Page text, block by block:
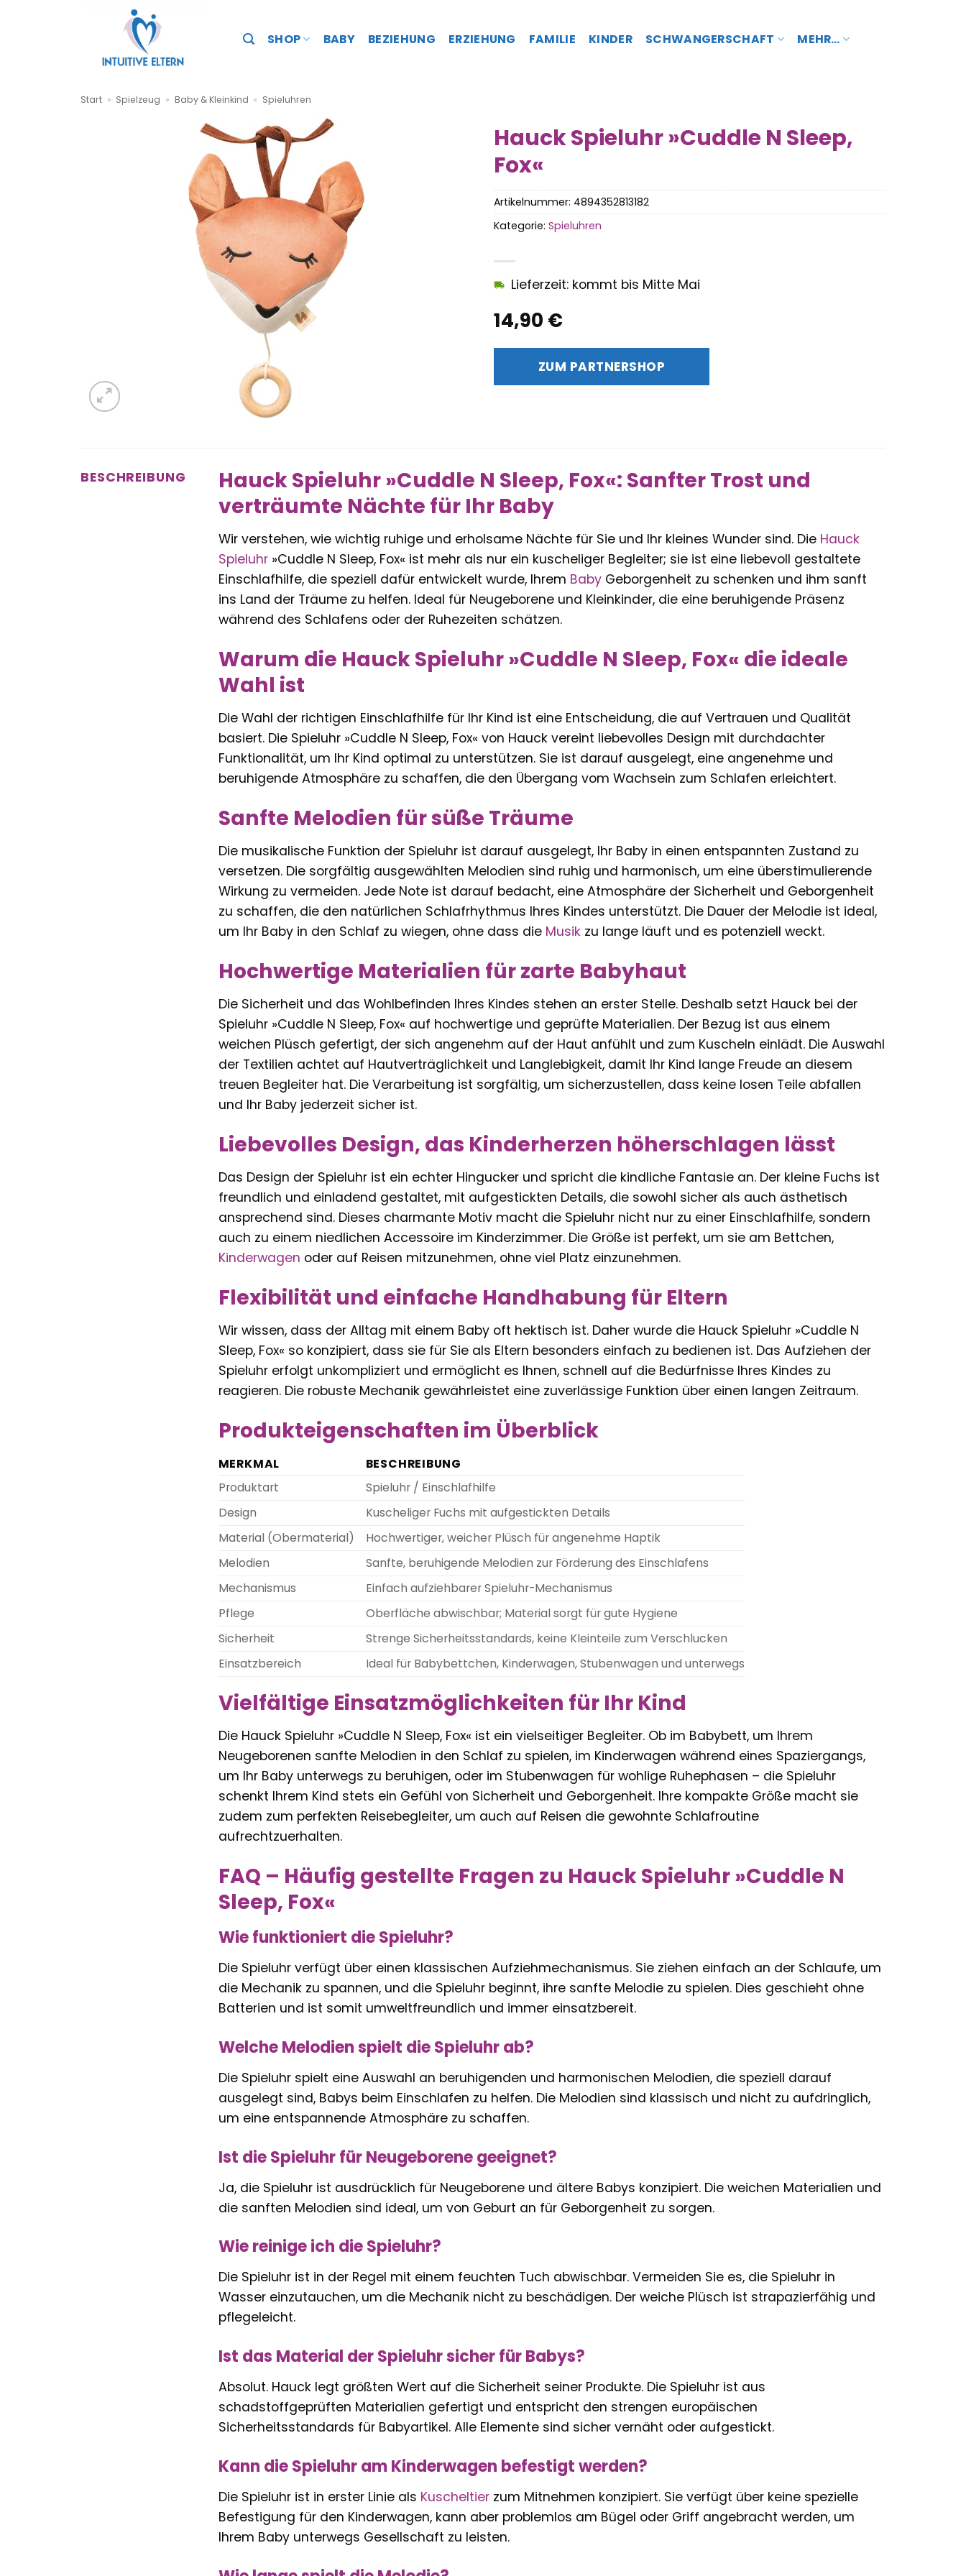
SHOP BABY BEZIEHUNG ERZIEHUNG FAMILIE KINDER SCHWANGERSCHAFT MEHR…
Start » Spielzeug » Baby & Kleinkind » Spieluhren
Hauck Spieluhr »Cuddle N Sleep,
Fox«
14,90 €
Lieferzeit: kommt bis Mitte Mai
ZUM PARTNERSHOP
Artikelnummer: 4894352813182
Kategorie: Spieluhren
BESCHREIBUNG
Hauck Spieluhr »Cuddle N Sleep, Fox«: Sanfter Trost und
verträumte Nächte für Ihr Baby
Wir verstehen, wie wichtig ruhige und erholsame Nächte für Sie und Ihr kleines Wunder sind. Die Hauck
Spieluhr»Cuddle N Sleep, Fox« ist mehr als nur ein kuscheliger Begleiter; sie ist eine liebevoll gestaltete
Einschlafhilfe, die speziell dafür entwickelt wurde, Ihrem BabyGeborgenheit zu schenken und ihm sanft
ins Land der Träume zu helfen. Ideal für Neugeborene und Kleinkinder, die eine beruhigende Präsenz
während des Schlafens oder der Ruhezeiten schätzen.
Warum die Hauck Spieluhr »Cuddle N Sleep, Fox« die ideale
Wahl ist
Die Wahl der richtigen Einschlafhilfe für Ihr Kind ist eine Entscheidung, die auf Vertrauen und Qualität
basiert. Die Spieluhr »Cuddle N Sleep, Fox« von Hauck vereint liebevolles Design mit durchdachter
Funktionalität, um Ihr Kind optimal zu unterstützen. Sie ist darauf ausgelegt, eine angenehme und
beruhigende Atmosphäre zu schaffen, die den Übergang vom Wachsein zum Schlafen erleichtert.
Sanfte Melodien für süße Träume
Die musikalische Funktion der Spieluhr ist darauf ausgelegt, Ihr Baby in einen entspannten Zustand zu
versetzen. Die sorgfältig ausgewählten Melodien sind ruhig und harmonisch, um eine überstimulierende
Wirkung zu vermeiden. Jede Note ist darauf bedacht, eine Atmosphäre der Sicherheit und Geborgenheit
zu schaffen, die den natürlichen Schlafrhythmus Ihres Kindes unterstützt. Die Dauer der Melodie ist ideal,
um Ihr Baby in den Schlaf zu wiegen, ohne dass die Musikzu lange läuft und es potenziell weckt.
Hochwertige Materialien für zarte Babyhaut
Die Sicherheit und das Wohlbefinden Ihres Kindes stehen an erster Stelle. Deshalb setzt Hauck bei der
Spieluhr »Cuddle N Sleep, Fox« auf hochwertige und geprüfte Materialien. Der Bezug ist aus einem
weichen Plüsch gefertigt, der sich angenehm auf der Haut anfühlt und zum Kuscheln einlädt. Die Auswahl
der Textilien achtet auf Hautverträglichkeit und Langlebigkeit, damit Ihr Kind lange Freude an diesem
treuen Begleiter hat. Die Verarbeitung ist sorgfältig, um sicherzustellen, dass keine losen Teile abfallen
und Ihr Baby jederzeit sicher ist.
Liebevolles Design, das Kinderherzen höherschlagen lässt
Das Design der Spieluhr ist ein echter Hingucker und spricht die kindliche Fantasie an. Der kleine Fuchs ist
freundlich und einladend gestaltet, mit aufgestickten Details, die sowohl sicher als auch ästhetisch
ansprechend sind. Dieses charmante Motiv macht die Spieluhr nicht nur zu einer Einschlafhilfe, sondern
auch zu einem niedlichen Accessoire im Kinderzimmer. Die Größe ist perfekt, um sie am Bettchen,
Kinderwagen oder auf Reisen mitzunehmen, ohne viel Platz einzunehmen.
Flexibilität und einfache Handhabung für Eltern
Wir wissen, dass der Alltag mit einem Baby oft hektisch ist. Daher wurde die Hauck Spieluhr »Cuddle N
Sleep, Fox« so konzipiert, dass sie für Sie als Eltern besonders einfach zu bedienen ist. Das Aufziehen der
Spieluhr erfolgt unkompliziert und ermöglicht es Ihnen, schnell auf die Bedürfnisse Ihres Kindes zu
reagieren. Die robuste Mechanik gewährleistet eine zuverlässige Funktion über einen langen Zeitraum.
Produkteigenschaften im Überblick
MERKMAL
BESCHREIBUNG
Produktart
Spieluhr / Einschlafhilfe
Design
Kuscheliger Fuchs mit aufgestickten Details
Material (Obermaterial)
Hochwertiger, weicher Plüsch für angenehme Haptik
Melodien
Sanfte, beruhigende Melodien zur Förderung des Einschlafens
Mechanismus
Einfach aufziehbarer Spieluhr-Mechanismus
Pflege
Oberfläche abwischbar; Material sorgt für gute Hygiene
Sicherheit
Strenge Sicherheitsstandards, keine Kleinteile zum Verschlucken
Einsatzbereich
Ideal für Babybettchen, Kinderwagen, Stubenwagen und unterwegs
Vielfältige Einsatzmöglichkeiten für Ihr Kind
Die Hauck Spieluhr »Cuddle N Sleep, Fox« ist ein vielseitiger Begleiter. Ob im Babybett, um Ihrem
Neugeborenen sanfte Melodien in den Schlaf zu spielen, im Kinderwagen während eines Spaziergangs,
um Ihr Baby unterwegs zu beruhigen, oder im Stubenwagen für wohlige Ruhephasen – die Spieluhr
schenkt Ihrem Kind stets ein Gefühl von Sicherheit und Geborgenheit. Ihre kompakte Größe macht sie
zudem zum perfekten Reisebegleiter, um auch auf Reisen die gewohnte Schlafroutine
aufrechtzuerhalten.
FAQ – Häufig gestellte Fragen zu Hauck Spieluhr »Cuddle N
Sleep, Fox«
Wie funktioniert die Spieluhr?
Die Spieluhr verfügt über einen klassischen Aufziehmechanismus. Sie ziehen einfach an der Schlaufe, um
die Mechanik zu spannen, und die Spieluhr beginnt, ihre sanfte Melodie zu spielen. Dies geschieht ohne
Batterien und ist somit umweltfreundlich und immer einsatzbereit.
Welche Melodien spielt die Spieluhr ab?
Die Spieluhr spielt eine Auswahl an beruhigenden und harmonischen Melodien, die speziell darauf
ausgelegt sind, Babys beim Einschlafen zu helfen. Die Melodien sind klassisch und nicht zu aufdringlich,
um eine entspannende Atmosphäre zu schaffen.
Ist die Spieluhr für Neugeborene geeignet?
Ja, die Spieluhr ist ausdrücklich für Neugeborene und ältere Babys konzipiert. Die weichen Materialien und
die sanften Melodien sind ideal, um von Geburt an für Geborgenheit zu sorgen.
Wie reinige ich die Spieluhr?
Die Spieluhr ist in der Regel mit einem feuchten Tuch abwischbar. Vermeiden Sie es, die Spieluhr in
Wasser einzutauchen, um die Mechanik nicht zu beschädigen. Der weiche Plüsch ist strapazierfähig und
pflegeleicht.
Ist das Material der Spieluhr sicher für Babys?
Absolut. Hauck legt größten Wert auf die Sicherheit seiner Produkte. Die Spieluhr ist aus
schadstoffgeprüften Materialien gefertigt und entspricht den strengen europäischen
Sicherheitsstandards für Babyartikel. Alle Elemente sind sicher vernäht oder aufgestickt.
Kann die Spieluhr am Kinderwagen befestigt werden?
Die Spieluhr ist in erster Linie als Kuscheltierzum Mitnehmen konzipiert. Sie verfügt über keine spezielle
Befestigung für den Kinderwagen, kann aber problemlos am Bügel oder Griff angebracht werden, um
Ihrem Baby unterwegs Gesellschaft zu leisten.